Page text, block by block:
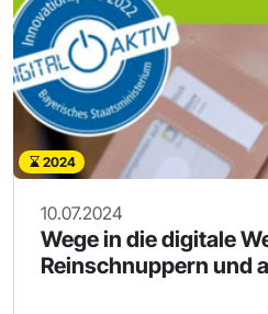
2024
10.07.2024
Wege in die digitale
Reinschnuppern und